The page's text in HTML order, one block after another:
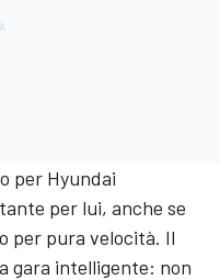
per Hyundai
per lui, anche se
per pura velocità. Il
gara intelligente: non